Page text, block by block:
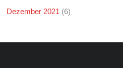
Dezember 2021 (6)